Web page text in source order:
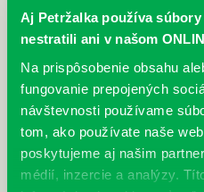
Aj Petržalka používa
nestratili ani v našom
Na prispôsobenie obsahu
fungovanie prepojených
návštevnosti používame
tom, ako používate naše
poskytujeme aj našim
médií, inzercie a analýzy.